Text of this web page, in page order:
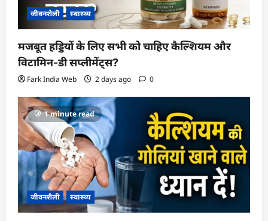
जीवनशैली स्वास्थ्य
मजबूत हड्डियों के लिए सभी को चाहिए कैल्शियम और
विटामिन-डी सप्लीमेंट्स?
Fark India Web 2 days ago 0
1 minute read
जीवनशैली स्वास्थ्य